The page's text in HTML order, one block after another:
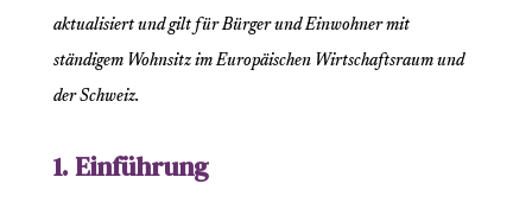
aktualisiert und gilt für Bürger und Einwohner mit
ständigem Wohnsitz im Europäischen Wirtschaftsraum und
der Schweiz.
1. Einführung